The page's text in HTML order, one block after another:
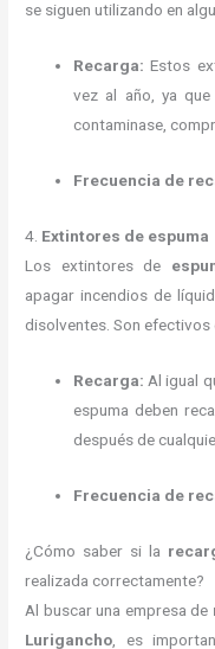
se siguen utilizando en
Recarga: Estos
vez al año, ya
contaminase,
Frecuencia de
4. Extintores de espuma
Los extintores de
apagar incendios de
disolventes. Son efectivos
Recarga: Al igual
espuma deben
después de
Frecuencia de
¿Cómo saber si la
realizada correctamente?
Al buscar una empresa de
Lurigancho , es